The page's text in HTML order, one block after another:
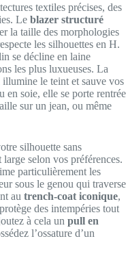
textiles précises, des
Le blazer structuré
la taille des morphologies
les silhouettes en H.
se décline en laine
les plus luxueuses. La
illumine le teint et sauve vos
en soie, elle se porte rentrée
sur un jean, ou même
silhouette sans
selon vos préférences.
particulièrement les
sous le genou qui traverse
au trench-coat iconique,
des intempéries tout
à cela un pull en
l’ossature d’un